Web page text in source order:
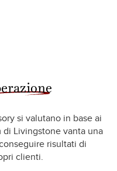
si valutano in base ai
Livingstone vanta una
risultati di
clienti.